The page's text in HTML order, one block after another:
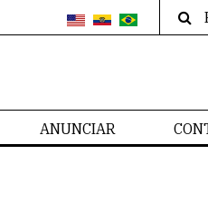
ANUNCIAR